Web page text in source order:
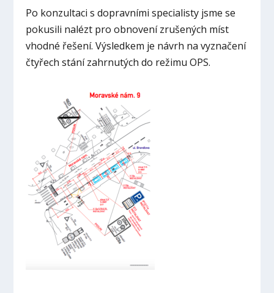
Po konzultaci s dopravními specialisty jsme se
pokusili nalézt pro obnovení zrušených míst
vhodné řešení. Výsledkem je návrh na vyznačení
čtyřech stání zahrnutých do režimu OPS.